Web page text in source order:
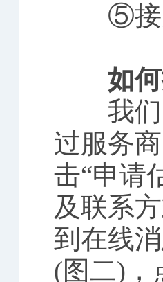
⑤接受
如
我们以
过服务
击“申请
及联系
到在线
(图二)，